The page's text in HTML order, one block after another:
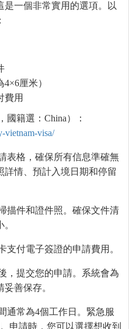
一個非常實用的選項。以
厘米）
費用
籍選：China）：
vietnam-visa/
表格，確保所有信息準確無
情、預計入境日期和停留
描件和證件照。確保文件清
支付電子簽證的申請費用。
，提交您的申請。系統會為
善保存。
通常為4個工作日。緊急服
申請時，您可以選擇想收到